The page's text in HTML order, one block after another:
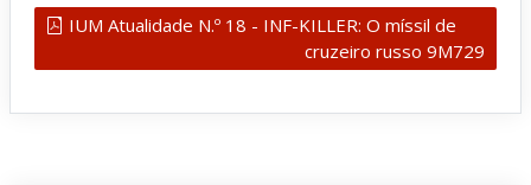
IUM Atualidade N.º 18 - INF-KILLER: O míssil de
cruzeiro russo 9M729